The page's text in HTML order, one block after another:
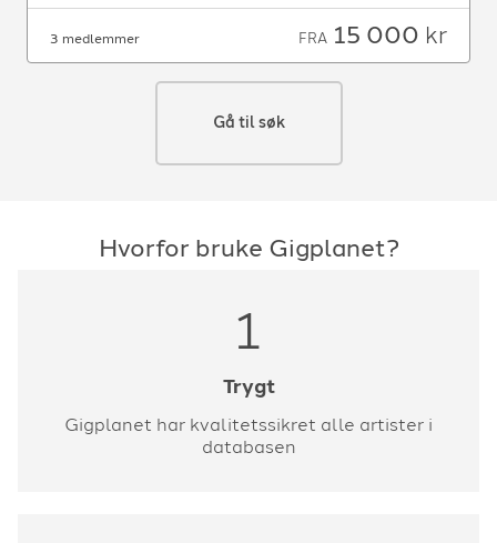
3 medlemmer FRA 15 000 kr
Gå til søk
Hvorfor bruke Gigplanet?
1
Trygt
Gigplanet har kvalitetssikret alle artister i
databasen